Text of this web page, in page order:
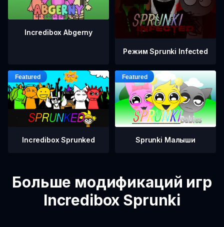
Incredibox Abgerny
Режим Sprunki Infected
Incredibox Sprunked Sprunki Малыши
Больше модификаций игр
Incredibox Sprunki